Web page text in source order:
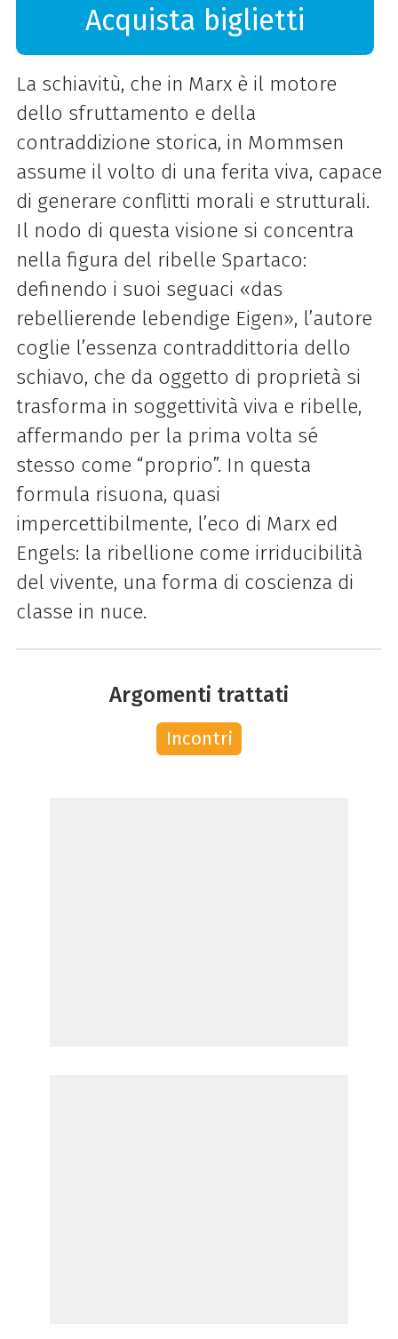
Acquista biglietti
La schiavitù, che in Marx è il motore
dello sfruttamento e della
contraddizione storica, in Mommsen
assume il volto di una ferita viva, capace
di generare conflitti morali e strutturali.
Il nodo di questa visione si concentra
nella figura del ribelle Spartaco:
definendo i suoi seguaci «das
rebellierende lebendige Eigen», l’autore
coglie l’essenza contraddittoria dello
schiavo, che da oggetto di proprietà si
trasforma in soggettività viva e ribelle,
affermando per la prima volta sé
stesso come “proprio”. In questa
formula risuona, quasi
impercettibilmente, l’eco di Marx ed
Engels: la ribellione come irriducibilità
del vivente, una forma di coscienza di
classe in nuce.
Argomenti trattati
Incontri